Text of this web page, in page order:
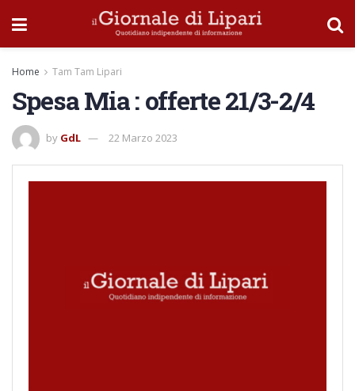
Home Tam Tam Lipari
Spesa Mia : offerte 21/3-2/4
by GdL 22 Marzo 2023